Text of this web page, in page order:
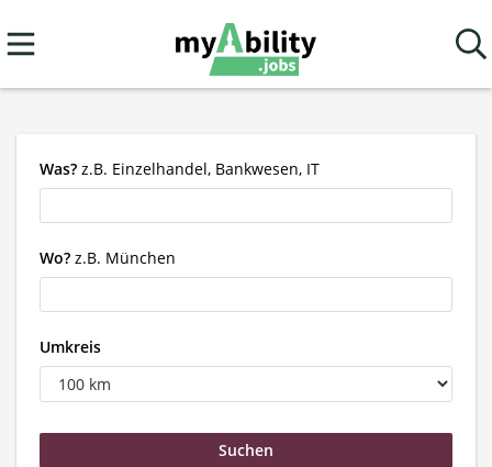
Was? z.B. Einzelhandel, Bankwesen, IT
Wo? z.B. München
Umkreis